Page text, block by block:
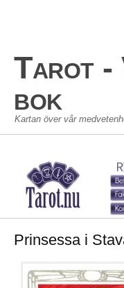
STORA ARKANAN
LILLA ARKANAN
GÄSTBOK
Tarot -
bok
Kartan över vår
Prinsessa i